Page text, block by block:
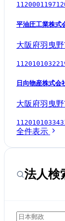
平油圧工業株式
大阪府羽曳
日向物産株式会
大阪府羽曳
全件表示
法人検